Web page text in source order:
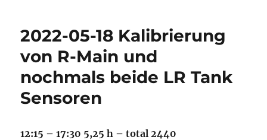
2022-05-18 Kalibrierung
von R-Main und
nochmals beide LR Tank
Sensoren
12:15 – 17:30 5,25 h – total 2440